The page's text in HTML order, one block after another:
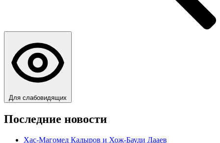
Для слабовидящих
Последние новости
Хас-Магомед Кадыров и Хож-Бауди Дааев